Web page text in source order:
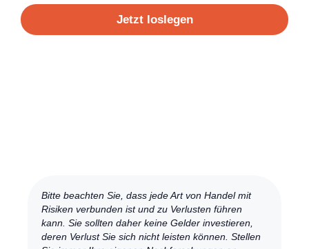
Jetzt loslegen
Bitte beachten Sie, dass jede Art von Handel mit
Risiken verbunden ist und zu Verlusten führen
kann. Sie sollten daher keine Gelder investieren,
deren Verlust Sie sich nicht leisten können. Stellen